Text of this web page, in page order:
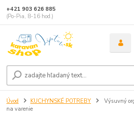
+421 903 626 885
(Po-Pia, 8-16 hod.)
Úvod KUCHYNSKÉ POTREBY
Výsuvný
na varenie